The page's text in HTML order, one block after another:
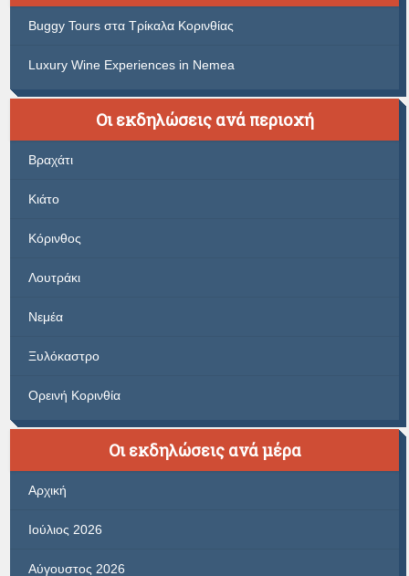
Buggy Tours στα Τρίκαλα Κορινθίας
Luxury Wine Experiences in Nemea
Οι εκδηλώσεις ανά περιοχή
Βραχάτι
Κιάτο
Κόρινθος
Λουτράκι
Νεμέα
Ξυλόκαστρο
Ορεινή Κορινθία
Οι εκδηλώσεις ανά μέρα
Αρχική
Ιούλιος 2026
Αύγουστος 2026